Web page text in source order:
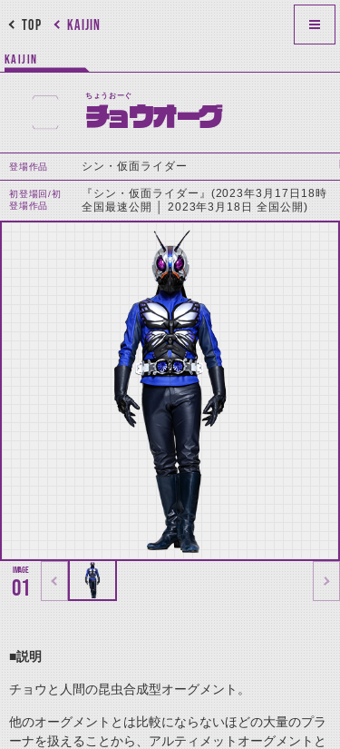
KAIJIN
TOP
KAIJIN
ちょうおーぐ
チョウオーグ
登場作品 シン・仮面ライダー
初登場回/初
登場作品
『シン・仮面ライダー』(2023年3月17日18時
全国最速公開 │ 2023年3月18日 全国公開)
01
■説明
チョウと人間の昆虫合成型オーグメント。
他のオーグメントとは比較にならないほどの大量のプラ
ーナを扱えることから、アルティメットオーグメントと